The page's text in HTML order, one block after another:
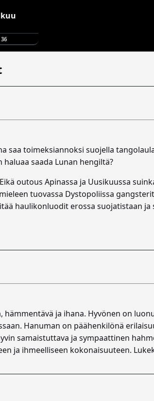
saa toimeksiannoksi suojella
haluaa saada Lunan hengiltä?
outous Apinassa ja Uusikuussa
tuovassa Dystopoliissa
haulikonluodit erossa suojatistaan
ja ihana. Hyvönen on
Hanuman on päähenkilönä
samaistuttava ja sympaattinen
ja ihmeelliseen kokonaisuuteen.